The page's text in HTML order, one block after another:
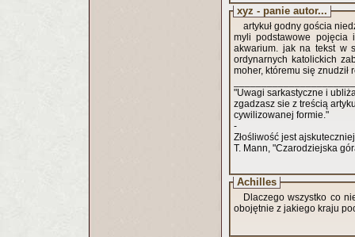
xyz - panie autor...
artykuł godny gościa
myli podstawowe pojęcia
akwarium. jak na tekst w
ordynarnych katolickich
moher, któremu się znudził
"Uwagi sarkastyczne i
zgadzasz sie z treścią
cywilizowanej formie."
-
Złośliwość jest
T. Mann, "Czarodziejska
Achilles
Dlaczego wszystko co
obojętnie z jakiego kraju